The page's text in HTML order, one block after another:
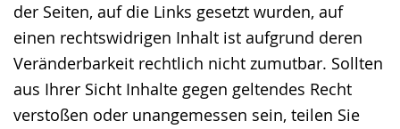
der Seiten, auf die Links gesetzt wurden, auf
einen rechtswidrigen Inhalt ist aufgrund deren
Veränderbarkeit rechtlich nicht zumutbar. Sollten
aus Ihrer Sicht Inhalte gegen geltendes Recht
verstoßen oder unangemessen sein, teilen Sie